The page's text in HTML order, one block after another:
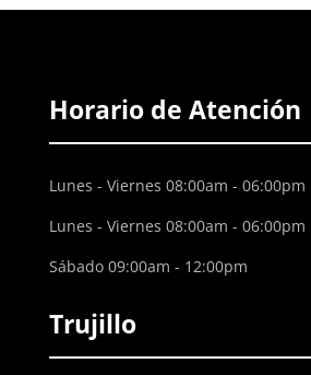
Horario de Atención
Lunes - Viernes 08:00am - 06:00pm
Lunes - Viernes 08:00am - 06:00pm
Sábado 09:00am - 12:00pm
Trujillo